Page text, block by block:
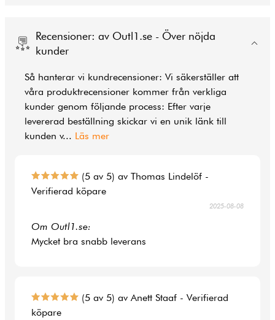
Recensioner: av Outl1.se - Över nöjda
kunder
Så hanterar vi kundrecensioner: Vi säkerställer att
våra produktrecensioner kommer från verkliga
kunder genom följande process: Efter varje
levererad beställning skickar vi en unik länk till
kunden v... Läs mer
(5 av 5) av Thomas Lindelöf -
Verifierad köpare
2025-08-08
Om Outl1.se:
Mycket bra snabb leverans
(5 av 5) av Anett Staaf - Verifierad
köpare